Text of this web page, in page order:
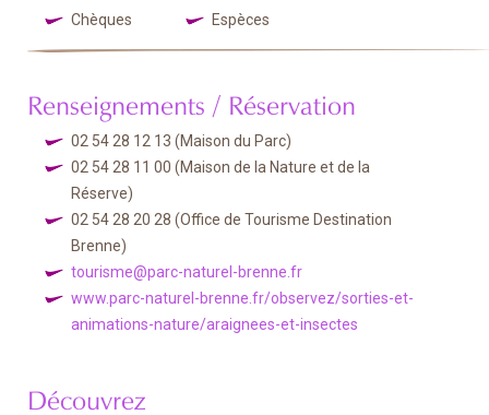
Chèques Espèces
Renseignements / Réservation
02 54 28 12 13 (Maison du Parc)
02 54 28 11 00 (Maison de la Nature et de la
Réserve)
02 54 28 20 28 (Office de Tourisme Destination
Brenne)
tourisme@parc-naturel-brenne.fr
www.parc-naturel-brenne.fr/observez/sorties-et-
animations-nature/araignees-et-insectes
Découvrez